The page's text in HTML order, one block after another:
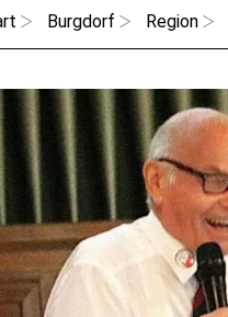
Burgdorf Region